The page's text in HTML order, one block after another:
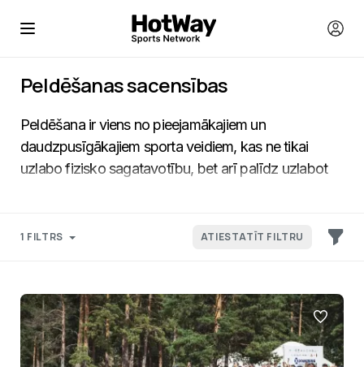
Peldēšanas sacensības
Peldēšana ir viens no pieejamākajiem un
daudzpusīgākajiem sporta veidiem, kas ne tikai
uzlabo fizisko sagatavotību, bet arī palīdz uzlabot
kuri vēlas izaicināt sevi dažādās disciplīnās.
1 FILTRS ATIESTATĪT FILTRU